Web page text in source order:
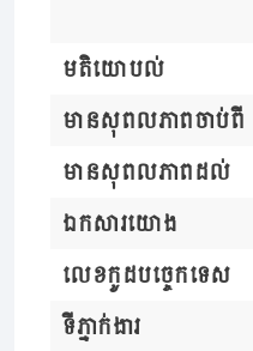
មតិយោបល់
មានសុពលភាពចាប់ពី
មានសុពលភាពដល់
ឯកសារយោង
លេខកូដបច្ចេកទេស
ទីភ្នាក់ងារ